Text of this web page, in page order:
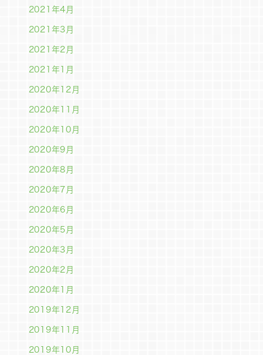
2021年4月
2021年3月
2021年2月
2021年1月
2020年12月
2020年11月
2020年10月
2020年9月
2020年8月
2020年7月
2020年6月
2020年5月
2020年3月
2020年2月
2020年1月
2019年12月
2019年11月
2019年10月